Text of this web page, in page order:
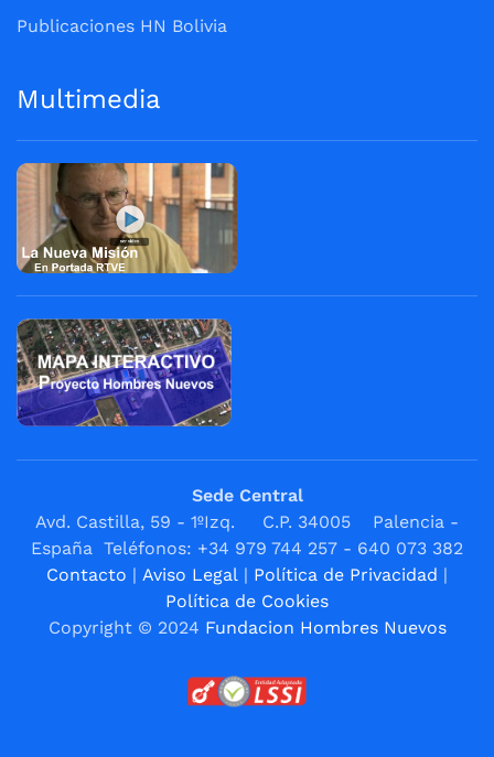
Publicaciones HN Bolivia
Multimedia
Sede Central
Avd. Castilla, 59 - 1ºIzq. C.P. 34005 Palencia -
España Teléfonos: +34 979 744 257 - 640 073 382
Contacto | Aviso Legal | Política de Privacidad |
Política de Cookies
Copyright © 2024 Fundacion Hombres Nuevos